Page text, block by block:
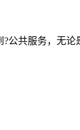
共服务，无